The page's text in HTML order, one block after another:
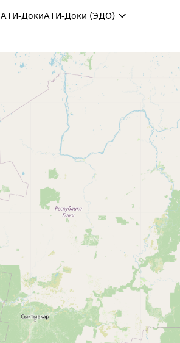
АТИ-ДокиАТИ-Доки (ЭДО)